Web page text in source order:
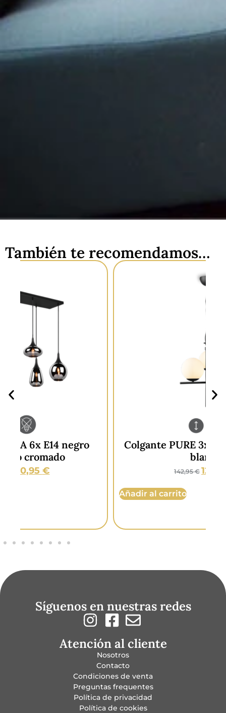
También te recomendamos…
Colgante PURE 3x E14 negro vidrio
Síguenos en nuestras redes
Atención al cliente
Nosotros
Contacto
Condiciones de venta
Preguntas frequentes
Política de privacidad
Política de cookies